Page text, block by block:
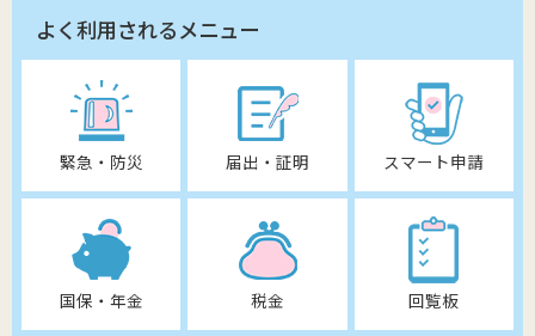
よく利用されるメニュー
緊急・防災 届出・証明 スマート申請
国保・年金 税金 回覧板